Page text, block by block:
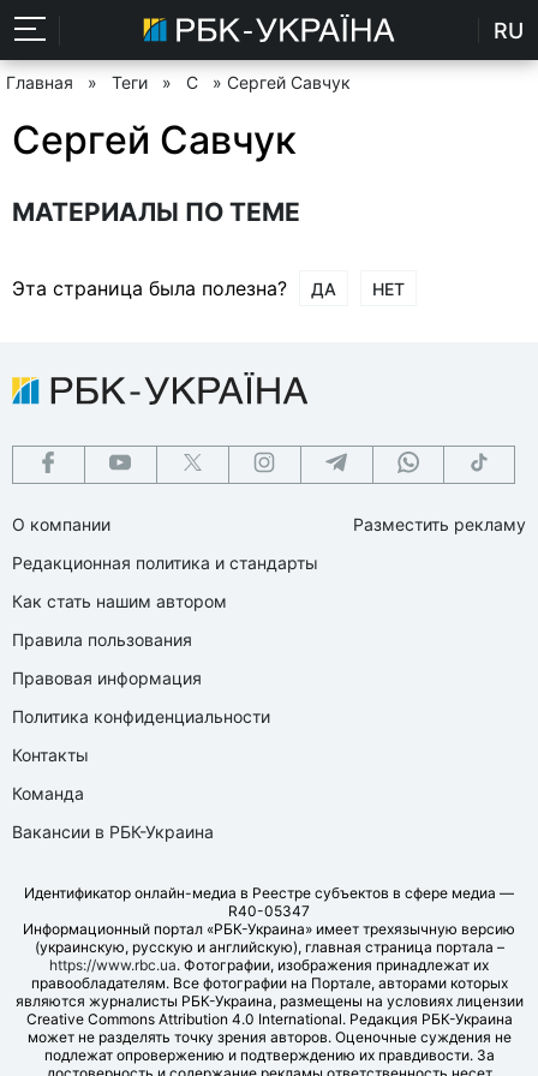
RU
Главная » Теги » С » Сергей Савчук
Сергей Савчук
МАТЕРИАЛЫ ПО ТЕМЕ
Эта страница была полезна? ДА НЕТ
О компании
Редакционная политика и стандарты
Как стать нашим автором
Правила пользования
Правовая информация
Политика конфиденциальности
Контакты
Команда
Вакансии в РБК-Украина
Разместить рекламу
Идентификатор онлайн-медиа в Реестре субъектов в сфере медиа —
R40-05347
Информационный портал «РБК-Украина» имеет трехязычную версию
(украинскую, русскую и английскую), главная страница портала –
https://www.rbc.ua. Фотографии, изображения принадлежат их
правообладателям. Все фотографии на Портале, авторами которых
являются журналисты РБК-Украина, размещены на условиях лицензии
Creative Commons Attribution 4.0 International. Редакция РБК-Украина
может не разделять точку зрения авторов. Оценочные суждения не
подлежат опровержению и подтверждению их правдивости. За